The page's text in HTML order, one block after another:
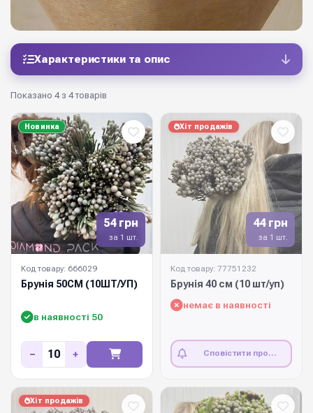
Характеристики та опис
Показано 4 з 4 товарів
54 грн
за 1 шт.
Новинка
Код товару: 666029
Брунія 50СМ (10ШТ/УП)
в наявності 50
− +
44 грн
за 1 шт.
Хіт продажів
Код товару: 77751232
Брунія 40 см (10 шт/уп)
немає в наявності
Сповістити про
Хіт продажів